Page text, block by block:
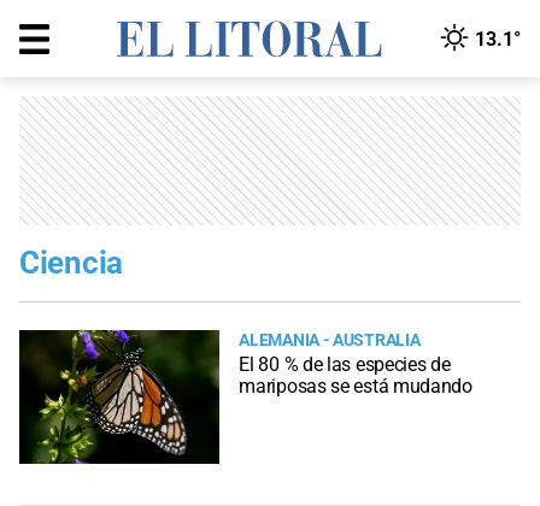
13.1°
Ciencia
ALEMANIA - AUSTRALIA
El 80 % de las especies de
mariposas se está mudando